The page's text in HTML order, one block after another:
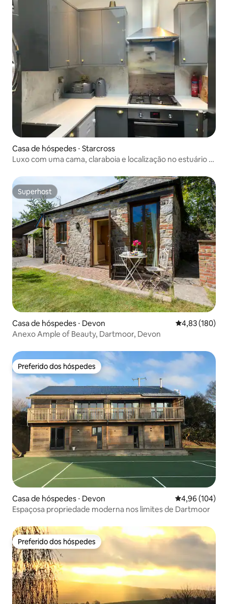
Casa de hóspedes ⋅ Starcross
Luxo com uma cama, claraboia e localização no estuário -
Superhost
Superhost
Casa de hóspedes ⋅ Devon 4,83 de uma
4,83 (180)
Anexo Ample of Beauty, Dartmoor, Devon
Preferido dos hóspedes
Preferido dos hóspedes
Casa de hóspedes ⋅ Devon 4,96 de uma
4,96 (104)
Espaçosa propriedade moderna nos limites de Dartmoor
Preferido dos hóspedes
Preferido dos hóspedes